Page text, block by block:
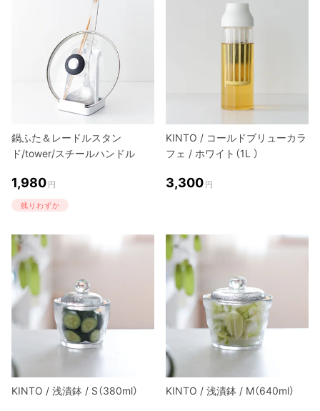
鍋ふた＆レードルスタン
ド/tower/スチールハンドル
1,980 円
残りわずか
KINTO / コールドブリューカラ
フェ / ホワイト（1L ）
3,300 円
KINTO / 浅漬鉢 / S（380ml） KINTO / 浅漬鉢 / M（640ml）